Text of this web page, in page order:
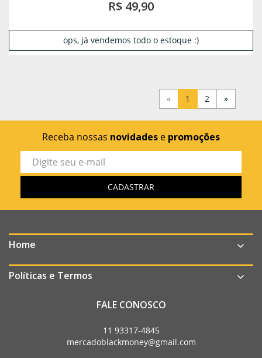
R$ 49,90
ops, já vendemos todo o estoque :)
« 1 2 »
Receba nossas novidades e promoções
Home
Políticas e Termos
FALE CONOSCO
11 93317-4845
mercadoblackmoney@gmail.com